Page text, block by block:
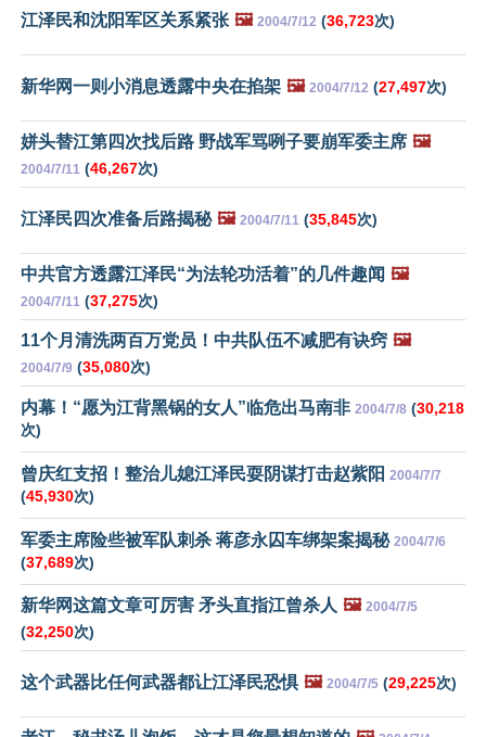
江泽民和沈阳军区关系紧张 🖼️ 2004/7/12 (36,723次)
新华网一则小消息透露中央在掐架 🖼️ 2004/7/12 (27,497次)
姘头替江第四次找后路 野战军骂咧子要崩军委主席 🖼️
2004/7/11 (46,267次)
江泽民四次准备后路揭秘 🖼️ 2004/7/11 (35,845次)
中共官方透露江泽民“为法轮功活着”的几件趣闻 🖼️
2004/7/11 (37,275次)
11个月清洗两百万党员！中共队伍不减肥有诀窍 🖼️
2004/7/9 (35,080次)
内幕！“愿为江背黑锅的女人”临危出马南非 2004/7/8 (30,218
次)
曾庆红支招！整治儿媳江泽民耍阴谋打击赵紫阳 2004/7/7
(45,930次)
军委主席险些被军队刺杀 蒋彦永囚车绑架案揭秘 2004/7/6
(37,689次)
新华网这篇文章可厉害 矛头直指江曾杀人 🖼️ 2004/7/5
(32,250次)
这个武器比任何武器都让江泽民恐惧 🖼️ 2004/7/5 (29,225次)